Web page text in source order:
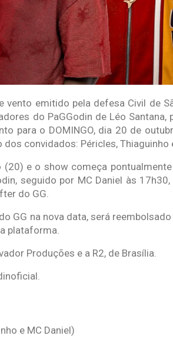
emitido pela defesa Civil de
do PaGGodin de Léo Santana,
para o DOMINGO, dia 20 de
convidados: Péricles, Thiaguinho
e o show começa
seguido por MC Daniel às
do GG.
GG na nova data, será
plataforma.
Produções e a R2, de Brasília.
e MC Daniel)